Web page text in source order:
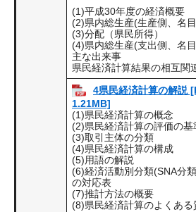
(1)平成30年度の経済概要
(2)県内総生産(生産側、名
(3)分配（県民所得）
(4)県内総生産(支出側、名
主な出来事
県民経済計算結果の相互関
4県民経済計算の解説
1.21MB]
(1)県民経済計算の概念
(2)県民経済計算の評価の基
(3)取引主体の分類
(4)県民経済計算の構成
(5)用語の解説
(6)経済活動別分類(SNA分
の対応表
(7)推計方法の概要
(8)県民経済計算のよくある